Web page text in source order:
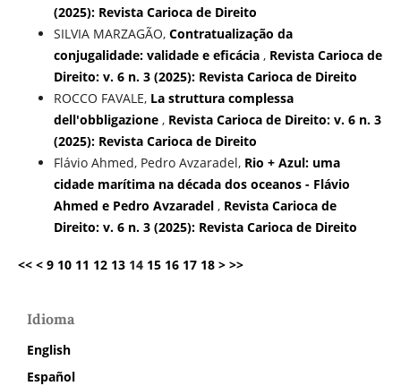
(2025): Revista Carioca de Direito
SILVIA MARZAGÃO, Contratualização da
conjugalidade: validade e eficácia , Revista Carioca de
Direito: v. 6 n. 3 (2025): Revista Carioca de Direito
ROCCO FAVALE, La struttura complessa
dell'obbligazione , Revista Carioca de Direito: v. 6 n. 3
(2025): Revista Carioca de Direito
Flávio Ahmed, Pedro Avzaradel, Rio + Azul: uma
cidade marítima na década dos oceanos - Flávio
Ahmed e Pedro Avzaradel , Revista Carioca de
Direito: v. 6 n. 3 (2025): Revista Carioca de Direito
<< < 9 10 11 12 13 14 15 16 17 18 > >>
Idioma
English
Español